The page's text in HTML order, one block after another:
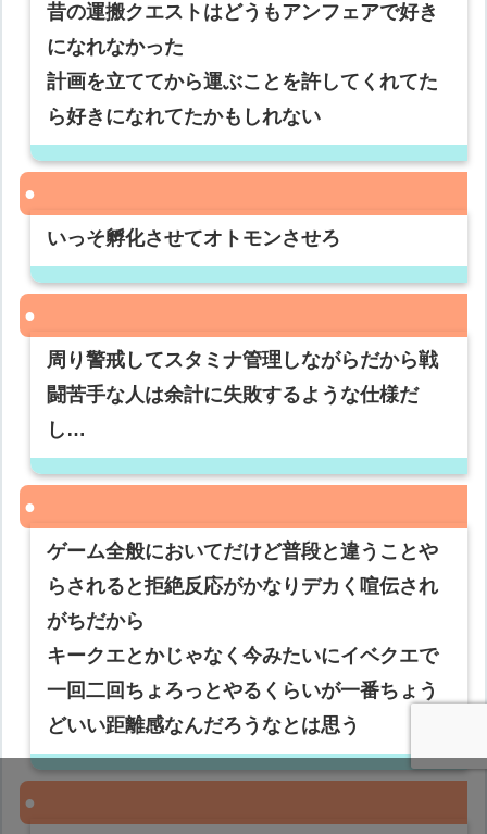
昔の運搬クエストはどうもアンフェアで好き
になれなかった
計画を立ててから運ぶことを許してくれてた
ら好きになれてたかもしれない
いっそ孵化させてオトモンさせろ
周り警戒してスタミナ管理しながらだから戦
闘苦手な人は余計に失敗するような仕様だ
し…
ゲーム全般においてだけど普段と違うことや
らされると拒絶反応がかなりデカく喧伝され
がちだから
キークエとかじゃなく今みたいにイベクエで
一回二回ちょろっとやるくらいが一番ちょう
どいい距離感なんだろうなとは思う